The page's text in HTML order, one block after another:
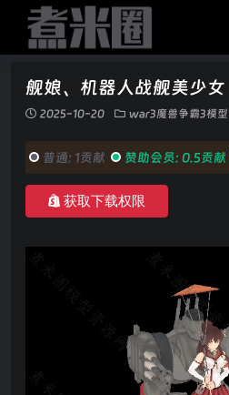
舰娘、机器人战舰美少女
2025-10-20 war3魔兽争霸3模型
普通: 1贡献 赞助会员: 0.5贡献
获取下载权限